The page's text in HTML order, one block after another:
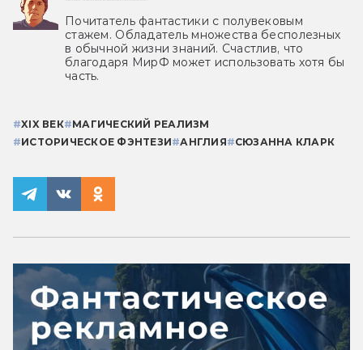
Почитатель фантастики с полувековым
стажем. Обладатель множества бесполезных
в обычной жизни знаний. Счастлив, что
благодаря МирФ может использовать хотя бы
часть.
#XIX ВЕК#МАГИЧЕСКИЙ РЕАЛИЗМ
#ИСТОРИЧЕСКОЕ ФЭНТЕЗИ#АНГЛИЯ#СЮЗАННА КЛАРК